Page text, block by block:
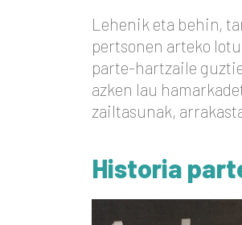
Lehenik eta behin,
pertsonen arteko
parte-hartzaile
azken lau
zailtasunak,
Historia